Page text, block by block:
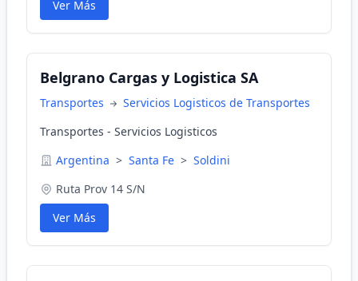
Ver Más
Belgrano Cargas y Logistica SA
Transportes
Servicios Logisticos de Transportes
Transportes - Servicios Logisticos
Argentina > Santa Fe > Soldini
Ruta Prov 14 S/N
Ver Más